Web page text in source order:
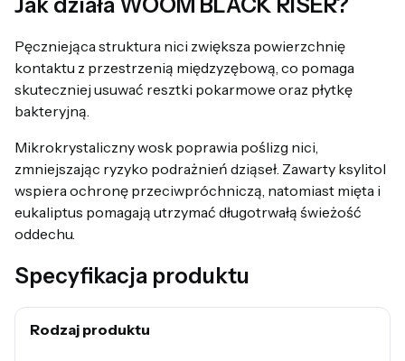
Pęczniejąca struktura nici zwiększa powierzchnię
kontaktu z przestrzenią międzyzębową, co pomaga
skuteczniej usuwać resztki pokarmowe oraz płytkę
bakteryjną.
Mikrokrystaliczny wosk poprawia poślizg nici,
zmniejszając ryzyko podrażnień dziąseł. Zawarty ksylitol
wspiera ochronę przeciwpróchniczą, natomiast mięta i
eukaliptus pomagają utrzymać długotrwałą świeżość
oddechu.
Specyfikacja produktu
Rodzaj produktu